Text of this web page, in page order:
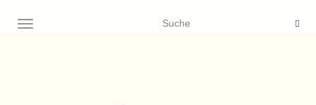
NAVIGATION EIN-/AUSSCHALTEN